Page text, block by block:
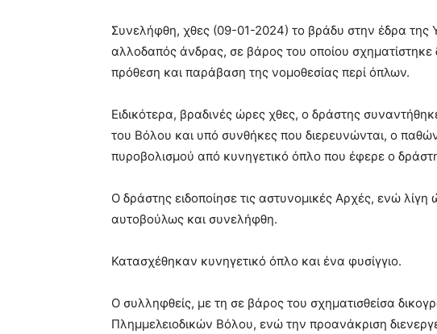
Συνελήφθη, χθες (09-01-2024) το βράδυ στην έδρα της
αλλοδαπός άνδρας, σε βάρος του οποίου
πρόθεση και παράβαση της νομοθεσίας περί όπλων.
Ειδικότερα, βραδινές ώρες χθες, ο δράστης
του Βόλου και υπό συνθήκες που διερευνώνται, ο
πυροβολισμού από κυνηγετικό όπλο που έφερε ο
Ο δράστης ειδοποίησε τις αστυνομικές Αρχές, ενώ
αυτοβούλως και συνελήφθη.
Κατασχέθηκαν κυνηγετικό όπλο και ένα φυσίγγιο.
Ο συλληφθείς, με τη σε βάρος του σχηματισθείσα
Πλημμελειοδικών Βόλου, ενώ την προανάκριση